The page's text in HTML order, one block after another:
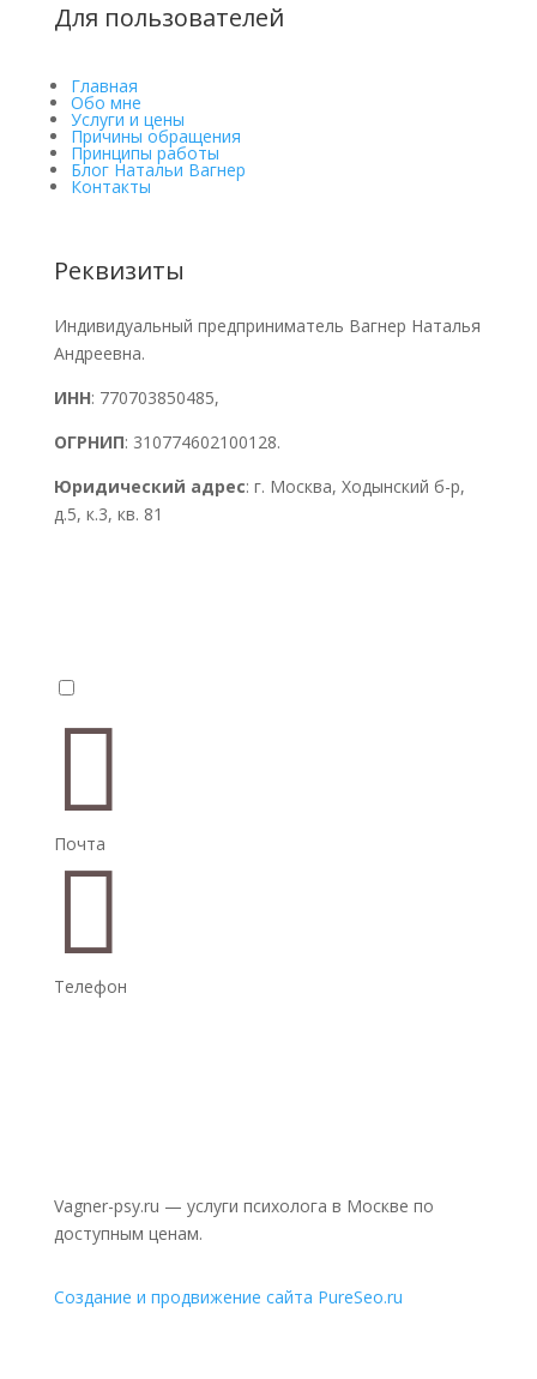
Для пользователей
Главная
Обо мне
Услуги и цены
Причины обращения
Принципы работы
Блог Натальи Вагнер
Контакты
Реквизиты
Индивидуальный предприниматель Вагнер Наталья
Андреевна.
ИНН: 770703850485,
ОГРНИП: 310774602100128.
Юридический адрес: г. Москва, Ходынский б-р,
д.5, к.3, кв. 81

Почта

Телефон
Vagner-psy.ru — услуги психолога в Москве по
доступным ценам.
Создание и продвижение сайта PureSeo.ru